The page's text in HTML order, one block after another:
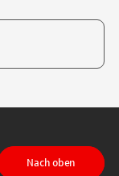
Nach oben